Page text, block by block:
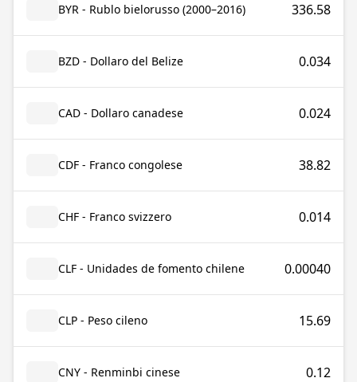
BYR - Rublo bielorusso (2000–2016) 336.58
BZD - Dollaro del Belize 0.034
CAD - Dollaro canadese 0.024
CDF - Franco congolese 38.82
CHF - Franco svizzero 0.014
CLF - Unidades de fomento chilene 0.00040
CLP - Peso cileno 15.69
CNY - Renminbi cinese 0.12